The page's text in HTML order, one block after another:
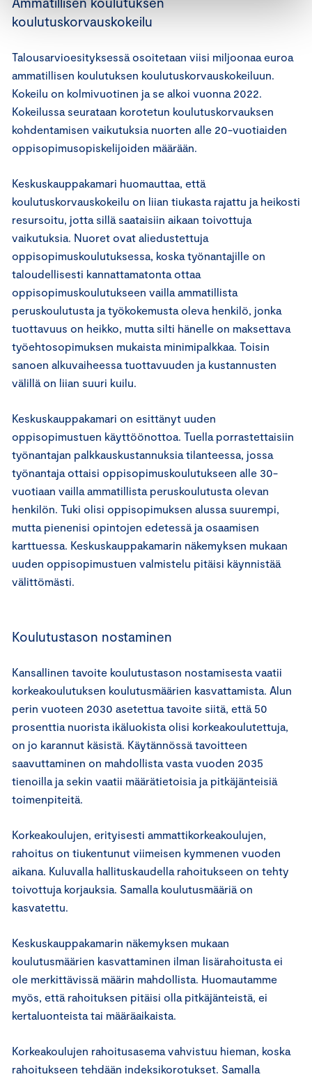
koulutuskorvauskokeilu
Talousarvioesityksessä osoitetaan viisi miljoonaa euroa
ammatillisen koulutuksen koulutuskorvauskokeiluun.
Kokeilu on kolmivuotinen ja se alkoi vuonna 2022.
Kokeilussa seurataan korotetun koulutuskorvauksen
kohdentamisen vaikutuksia nuorten alle 20-vuotiaiden
oppisopimusopiskelijoiden määrään.
Keskuskauppakamari huomauttaa, että
koulutuskorvauskokeilu on liian tiukasta rajattu ja heikosti
resursoitu, jotta sillä saataisiin aikaan toivottuja
vaikutuksia. Nuoret ovat aliedustettuja
oppisopimuskoulutuksessa, koska työnantajille on
taloudellisesti kannattamatonta ottaa
oppisopimuskoulutukseen vailla ammatillista
peruskoulutusta ja työkokemusta oleva henkilö, jonka
tuottavuus on heikko, mutta silti hänelle on maksettava
työehtosopimuksen mukaista minimipalkkaa. Toisin
sanoen alkuvaiheessa tuottavuuden ja kustannusten
välillä on liian suuri kuilu.
Keskuskauppakamari on esittänyt uuden
oppisopimustuen käyttöönottoa. Tuella porrastettaisiin
työnantajan palkkauskustannuksia tilanteessa, jossa
työnantaja ottaisi oppisopimuskoulutukseen alle 30-
vuotiaan vailla ammatillista peruskoulutusta olevan
henkilön. Tuki olisi oppisopimuksen alussa suurempi,
mutta pienenisi opintojen edetessä ja osaamisen
karttuessa. Keskuskauppakamarin näkemyksen mukaan
uuden oppisopimustuen valmistelu pitäisi käynnistää
välittömästi.
Koulutustason nostaminen
Kansallinen tavoite koulutustason nostamisesta vaatii
korkeakoulutuksen koulutusmäärien kasvattamista. Alun
perin vuoteen 2030 asetettua tavoite siitä, että 50
prosenttia nuorista ikäluokista olisi korkeakoulutettuja,
on jo karannut käsistä. Käytännössä tavoitteen
saavuttaminen on mahdollista vasta vuoden 2035
tienoilla ja sekin vaatii määrätietoisia ja pitkäjänteisiä
toimenpiteitä.
Korkeakoulujen, erityisesti ammattikorkeakoulujen,
rahoitus on tiukentunut viimeisen kymmenen vuoden
aikana. Kuluvalla hallituskaudella rahoitukseen on tehty
toivottuja korjauksia. Samalla koulutusmääriä on
kasvatettu.
Keskuskauppakamarin näkemyksen mukaan
koulutusmäärien kasvattaminen ilman lisärahoitusta ei
ole merkittävissä määrin mahdollista. Huomautamme
myös, että rahoituksen pitäisi olla pitkäjänteistä, ei
kertaluonteista tai määräaikaista.
Korkeakoulujen rahoitusasema vahvistuu hieman, koska
rahoitukseen tehdään indeksikorotukset. Samalla